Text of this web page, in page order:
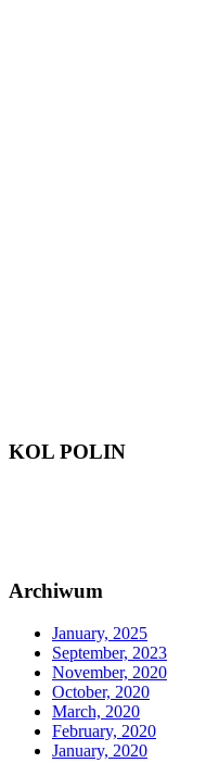
KOL POLIN
Archiwum
January, 2025
September, 2023
November, 2020
October, 2020
March, 2020
February, 2020
January, 2020